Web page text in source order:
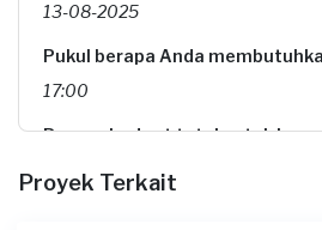
13-08-2025
Pukul berapa Anda
17:00
Berapa budget total untuk
Rp450.000 + Rp11.000 (biaya
Proyek Terkait